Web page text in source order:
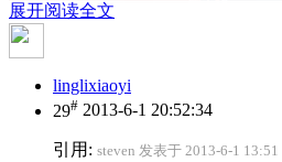
展开阅读全文
linglixiaoyi
29# 2013-6-1 20:52:34
引用: steven 发表于 2013-6-1 13:51